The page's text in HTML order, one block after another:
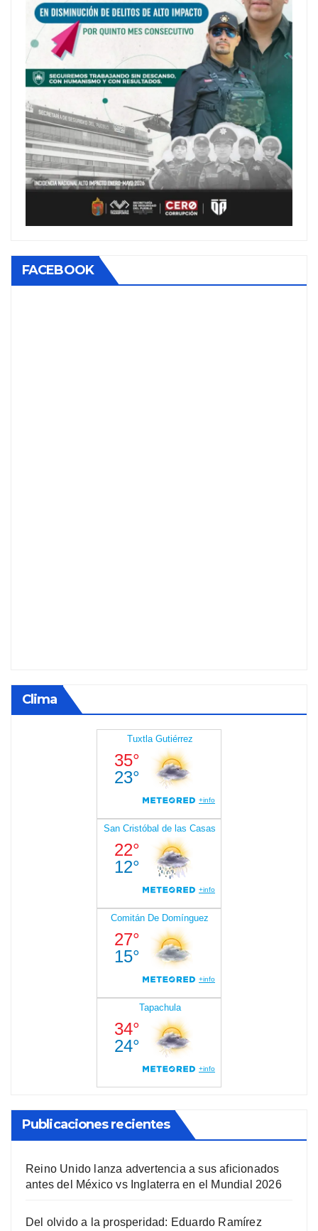
FACEBOOK
Clima
Publicaciones recientes
Reino Unido lanza advertencia a sus aficionados
antes del México vs Inglaterra en el Mundial 2026
Del olvido a la prosperidad: Eduardo Ramírez